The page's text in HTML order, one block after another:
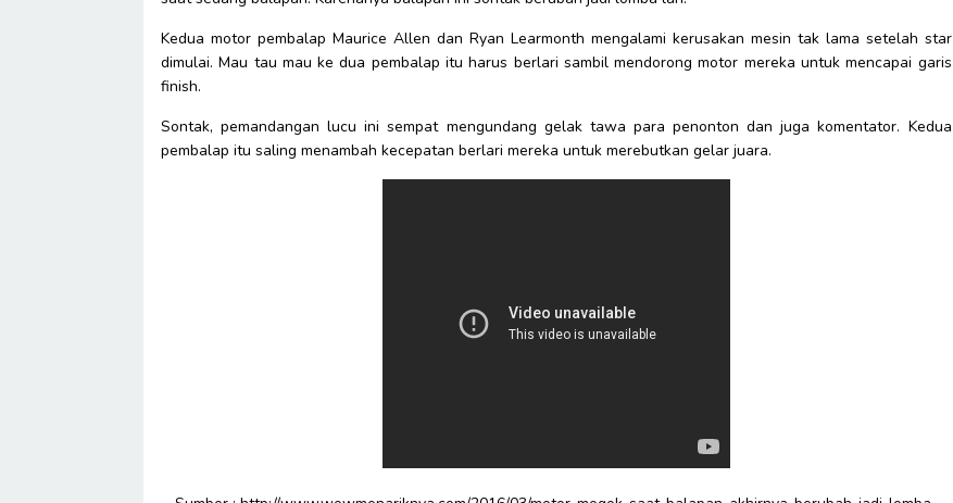
Kedua motor pembalap Maurice Allen dan Ryan Learmonth mengalami kerusakan mesin tak lama setelah star
dimulai. Mau tau mau ke dua pembalap itu harus berlari sambil mendorong motor mereka untuk mencapai garis
finish.
Sontak, pemandangan lucu ini sempat mengundang gelak tawa para penonton dan juga komentator. Kedua
pembalap itu saling menambah kecepatan berlari mereka untuk merebutkan gelar juara.